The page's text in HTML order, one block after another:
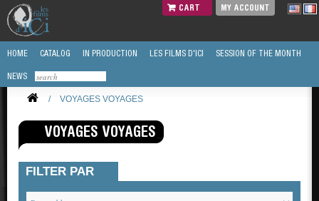
CART MY ACCOUNT
HOME CATALOG IN PRODUCTION LES FILMS D'ICI SESSION OF THE MONTH
NEWS
/ VOYAGES VOYAGES
VOYAGES VOYAGES
FILTER PAR